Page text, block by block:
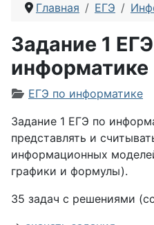
Главная ЕГЭ
Задание 1
информатике
Информация о материале
ЕГЭ по информатике
Задание 1 ЕГЭ по
представлять и
информационных
графики и формулы).
35 задач с решениями